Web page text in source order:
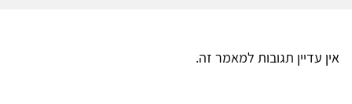
אין עדיין תגובות למאמר זה.